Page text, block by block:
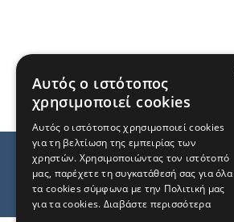
Αυτός ο ιστότοπος
χρησιμοποιεί cookies
Αυτός ο ιστότοπος χρησιμοποιεί cookies
για τη βελτίωση της εμπειρίας των
χρηστών. Χρησιμοποιώντας τον ιστότοπό
μας, παρέχετε τη συγκατάθεσή σας για όλα
τα cookies σύμφωνα με την Πολιτική μας
για τα cookies. Διαβάστε περισσότερα